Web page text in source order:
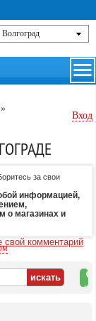
»
Вход
за свои
информацией,
о магазинах и
свой комментарий
на